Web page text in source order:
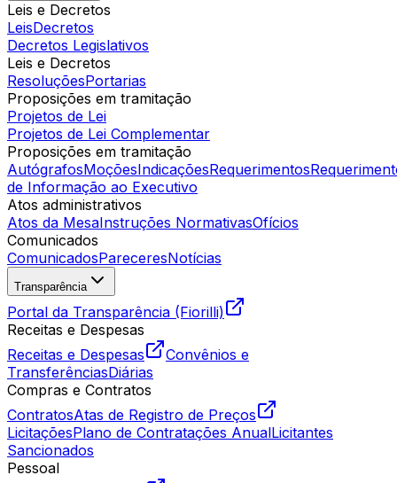
Leis e Decretos
LeisDecretos
Decretos Legislativos
Leis e Decretos
ResoluçõesPortarias
Proposições em tramitação
Projetos de Lei
Projetos de Lei Complementar
Proposições em tramitação
AutógrafosMoçõesIndicaçõesRequerimentos
de Informação ao Executivo
Atos administrativos
Atos da MesaInstruções NormativasOfícios
Comunicados
ComunicadosPareceresNotícias
Transparência
Portal da Transparência (Fiorilli)
Receitas e Despesas
Receitas e Despesas
Convênios e
TransferênciasDiárias
Compras e Contratos
ContratosAtas de Registro de Preços
LicitaçõesPlano de Contratações AnualLicitantes
Sancionados
Pessoal